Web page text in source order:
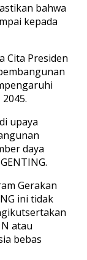
bahwa
kepada
Cita Presiden
upaya
daya
Gerakan
ini tidak
atau
bebas